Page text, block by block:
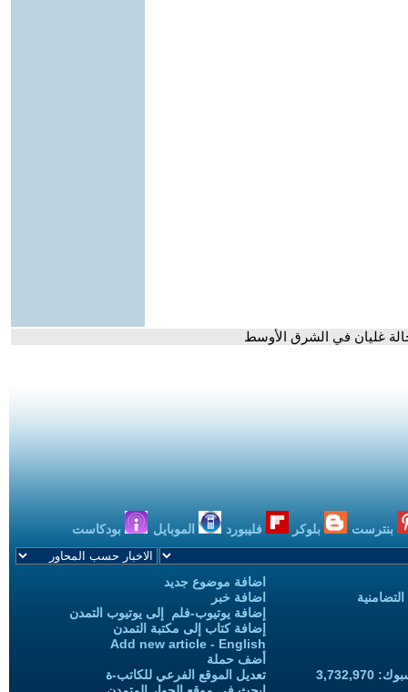
غليان في الشرق الأوسط
بنترست بلوكر فليبورد الموبايل بودكاست
اضافة موضوع جديد
اضافة خبر
إضافة يوتيوب-فلم إلى يوتيوب التمدن
إضافة كتاب إلى مكتبة التمدن
Add new article - English
أضف حملة
تعديل الموقع الفرعي للكاتب-ة